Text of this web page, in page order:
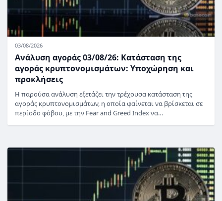
03/08/2026
Ανάλυση αγοράς 03/08/26: Κατάσταση της
αγοράς κρυπτονομισμάτων: Υποχώρηση και
προκλήσεις
Η παρούσα ανάλυση εξετάζει την τρέχουσα κατάσταση της
αγοράς κρυπτονομισμάτων, η οποία φαίνεται να βρίσκεται σε
περίοδο φόβου, με την Fear and Greed Index να…